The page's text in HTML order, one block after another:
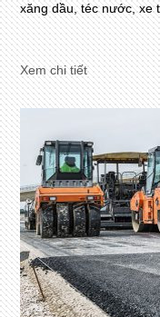
xăng dầu, téc nước, xe
Xem chi tiết